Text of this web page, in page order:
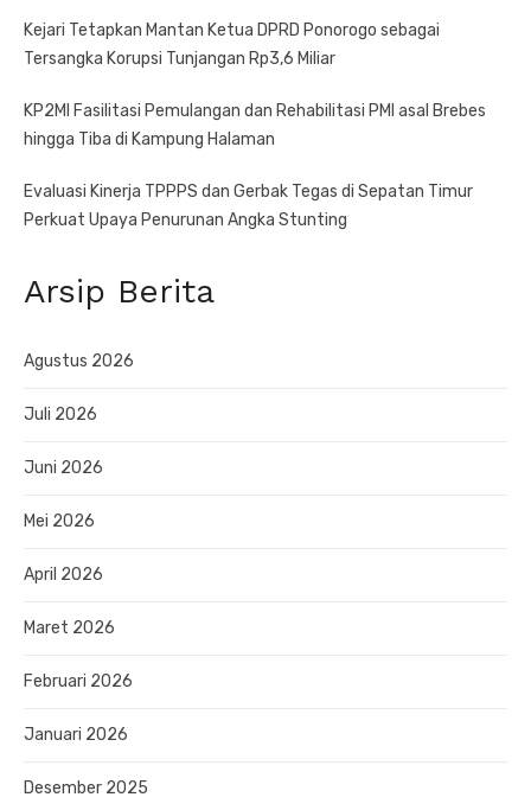
Kejari Tetapkan Mantan Ketua DPRD Ponorogo sebagai
Tersangka Korupsi Tunjangan Rp3,6 Miliar
KP2MI Fasilitasi Pemulangan dan Rehabilitasi PMI asal Brebes
hingga Tiba di Kampung Halaman
Evaluasi Kinerja TPPPS dan Gerbak Tegas di Sepatan Timur
Perkuat Upaya Penurunan Angka Stunting
Arsip Berita
Agustus 2026
Juli 2026
Juni 2026
Mei 2026
April 2026
Maret 2026
Februari 2026
Januari 2026
Desember 2025